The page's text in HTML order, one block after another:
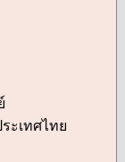
ะเทศไทย